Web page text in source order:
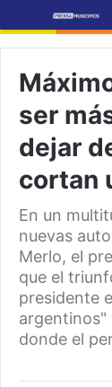
ser
dejar
cortan
En un
nuevas
Merlo, el
que el
presidente
argentinos"
donde el